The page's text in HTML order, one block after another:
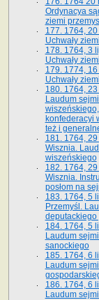
Ordynacya
ziemi
177. 1764,
Uchwały
178. 1764, 3
Uchwały
179. 1774,
Uchwały
180. 1764,
Laudum
konfederacyi
też i
181. 1764,
Wisznia.
wiszeńskiego
182. 1764,
Wisznia.
posłom na
183. 1764, 5
Przemyśl.
deputackiego
184. 1764, 5
Laudum
sanockiego
185. 1764, 6
Laudum
186. 1764, 6
Laudum